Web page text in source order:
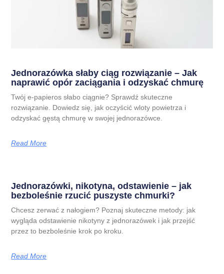
Jednorazówka słaby ciąg rozwiązanie – Jak
naprawić opór zaciągania i odzyskać chmurę
Twój e-papieros słabo ciągnie? Sprawdź skuteczne
rozwiązanie. Dowiedz się, jak oczyścić wloty powietrza i
odzyskać gęstą chmurę w swojej jednorazówce.
Read More
Jednorazówki, nikotyna, odstawienie – jak
bezboleśnie rzucić puszyste chmurki?
Chcesz zerwać z nałogiem? Poznaj skuteczne metody: jak
wygląda odstawienie nikotyny z jednorazówek i jak przejść
przez to bezboleśnie krok po kroku.
Read More